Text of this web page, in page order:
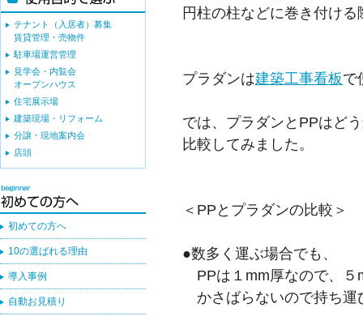
円柱の柱などに巻き付け
プラダンは建築工事看板で
では、プラダンとPPはど
比較してみました。
＜PPとプラダンの比較＞
●数多く運ぶ場合でも、
PPは１mm厚なので、５
かさばらないので持ち運
テナント（入居者）募集
賃貸管理・売物件
駐車場運営管理
見学会・内覧会
オープンハウス
住宅展示場
建築現場・リフォーム
分譲・現地案内会
店頭
初めての方へ
10の選ばれる理由
導入事例
自動お見積り